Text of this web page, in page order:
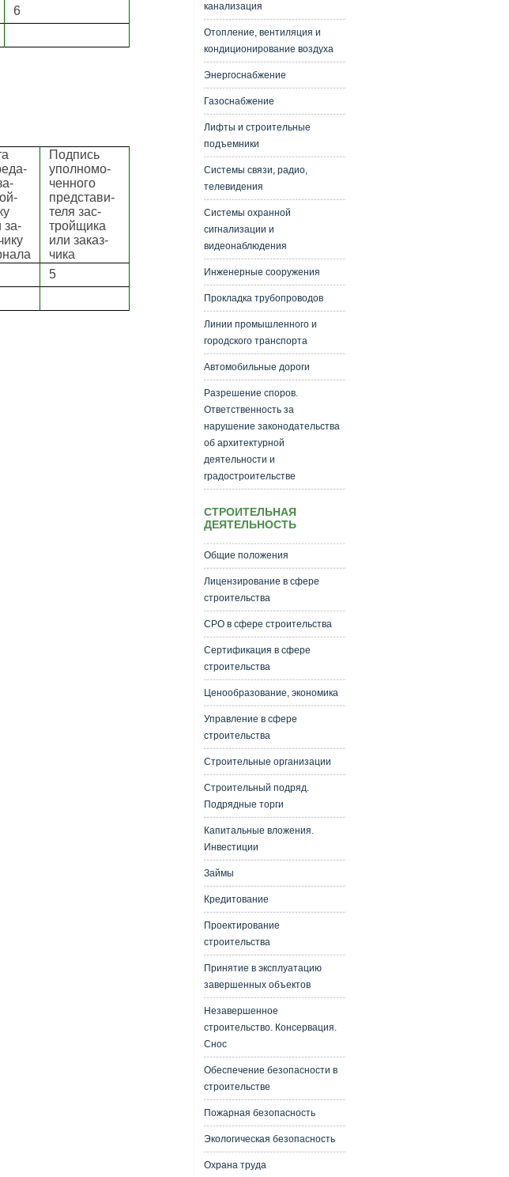
6
за-
Подпись
уполномо-
ченного
представи-
теля зас-
тройщика
или заказ-
чика
5
канализация
Отопление, вентиляция и
кондиционирование воздуха
Энергоснабжение
Газоснабжение
Лифты и строительные
подъемники
Системы связи, радио,
телевидения
Системы охранной
сигнализации и
видеонаблюдения
Инженерные сооружения
Прокладка трубопроводов
Линии промышленного и
городского транспорта
Автомобильные дороги
Разрешение споров.
Ответственность за
нарушение законодательства
об архитектурной
деятельности и
градостроительстве
СТРОИТЕЛЬНАЯ
ДЕЯТЕЛЬНОСТЬ
Общие положения
Лицензирование в сфере
строительства
СРО в сфере строительства
Сертификация в сфере
строительства
Ценообразование, экономика
Управление в сфере
строительства
Строительные организации
Строительный подряд.
Подрядные торги
Капитальные вложения.
Инвестиции
Займы
Кредитование
Проектирование
строительства
Принятие в эксплуатацию
завершенных объектов
Незавершенное
строительство. Консервация.
Снос
Обеспечение безопасности в
строительстве
Пожарная безопасность
Экологическая безопасность
Охрана труда